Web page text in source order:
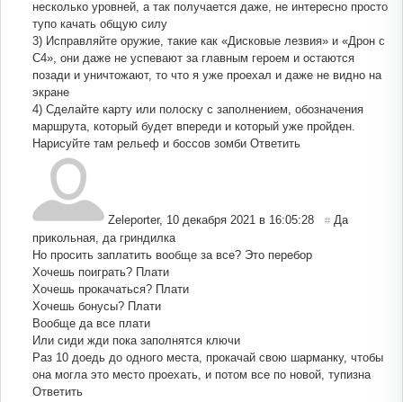
несколько уровней, а так получается даже, не интересно просто
тупо качать общую силу
3) Исправляйте оружие, такие как «Дисковые лезвия» и «Дрон с
C4», они даже не успевают за главным героем и остаются
позади и уничтожают, то что я уже проехал и даже не видно на
экране
4) Сделайте карту или полоску с заполнением, обозначения
маршрута, который будет впереди и который уже пройден.
Нарисуйте там рельеф и боссов зомби Ответить
Zeleporter, 10 декабря 2021 в 16:05:28 # Да
прикольная, да гриндилка
Но просить заплатить вообще за все? Это перебор
Хочешь поиграть? Плати
Хочешь прокачаться? Плати
Хочешь бонусы? Плати
Вообще да все плати
Или сиди жди пока заполнятся ключи
Раз 10 доедь до одного места, прокачай свою шарманку, чтобы
она могла это место проехать, и потом все по новой, тупизна
Ответить